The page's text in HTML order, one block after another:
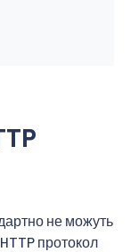
не можуть
протокол